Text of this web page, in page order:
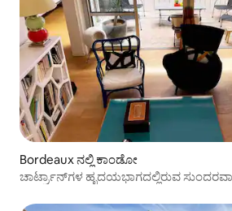
Bordeaux ನಲ್ಲಿ ಕಾಂಡೋ
ಚಾರ್ಟ್ರಾನ್‌ಗಳ ಹೃದಯಭಾಗದಲ್ಲಿರುವ